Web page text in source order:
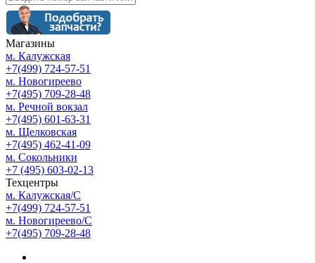
Магазины
м. Калужская
+7(499) 724-57-51
м. Новогиреево
+7(495) 709-28-48
м. Речной вокзал
+7(495) 601-63-31
м. Щелковская
+7(495) 462-41-09
м. Сокольники
+7 (495) 603-02-13
Техцентры
м. Калужская/С
+7(499) 724-57-51
м. Новогиреево/С
+7(495) 709-28-48